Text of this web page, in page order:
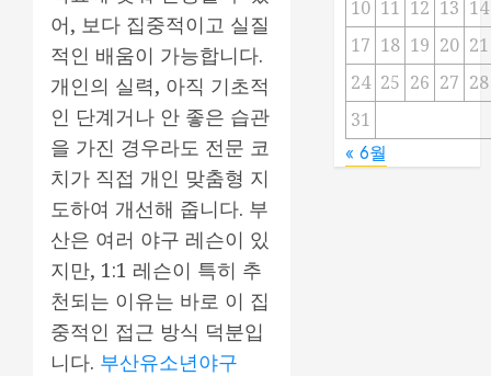
어, 보다 집중적이고 실질
적인 배움이 가능합니다.
개인의 실력, 아직 기초적
인 단계거나 안 좋은 습관
을 가진 경우라도 전문 코
치가 직접 개인 맞춤형 지
도하여 개선해 줍니다. 부
산은 여러 야구 레슨이 있
지만, 1:1 레슨이 특히 추
천되는 이유는 바로 이 집
중적인 접근 방식 덕분입
니다. 부산유소년야구
10 11 12 13 14
17 18 19 20 21
24 25 26 27 28
31
« 6월